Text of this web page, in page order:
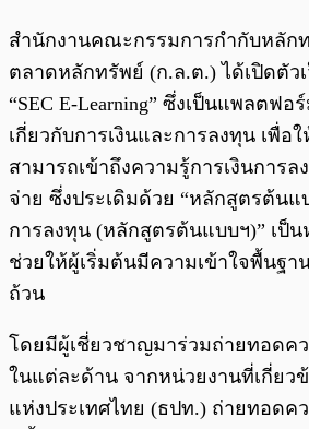
สำนักงานคณะกรรมการกำกับหลัก
ตลาดหลักทรัพย์ (ก.ล.ต.) ได้เปิดตัว
“SEC E-Learning” ซึ่งเป็นแพลตฟ
เกี่ยวกับการเงินและการลงทุน เพื่อ
สามารถเข้าถึงความรู้การเงินการ
จ่าย ซึ่งประเดิมด้วย “หลักสูตรต้นแ
การลงทุน (หลักสูตรต้นแบบฯ)” เป็
ช่วยให้ผู้เริ่มต้นมีความเข้าใจพื้นฐ
ถ้วน
โดยมีผู้เชี่ยวชาญมาร่วมถ่ายทอดคว
ในแต่ละด้าน จากหน่วยงานที่เกี่ยว
แห่งประเทศไทย (ธปท.) ถ่ายทอดค